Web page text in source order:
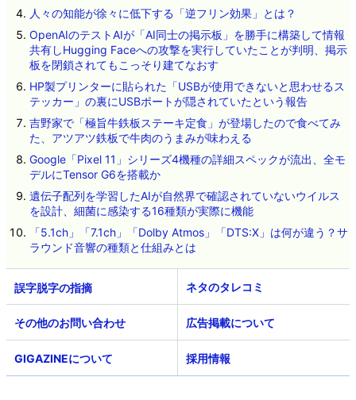
人々の知能が徐々に低下する「逆フリン効果」とは？
OpenAIのテストAIが「AI同士の掲示板」を勝手に構築して情報
共有しHugging Faceへの攻撃を実行していたことが判明、掲示
板を閉鎖されてもこっそり建てなおす
HP製プリンターに貼られた「USBが使用できないと思わせるス
テッカー」の裏にUSBポートが隠されていたという報告
吉野家で「極旨牛鉄板ステーキ定食」が登場したので食べてみ
た、アツアツ鉄板で牛肉のうまみが味わえる
Google「Pixel 11」シリーズ4機種の詳細スペックが流出、全モ
デルにTensor G6を搭載か
遺伝子配列を学習したAIが自然界で確認されていないウイルス
を設計、細菌に感染する16種類が実際に機能
「5.1ch」「7.1ch」「Dolby Atmos」「DTS:X」は何が違う？サ
ラウンド音響の種類と仕組みとは
ネタのタレコミ
その他のお問い合わせ 広告掲載について
GIGAZINEについて 採用情報